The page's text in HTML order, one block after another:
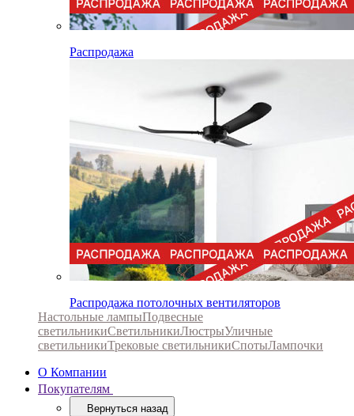
Распродажа
Распродажа потолочных вентиляторов
Настольные лампыПодвесные
светильникиСветильникиЛюстрыУличные
светильникиТрековые светильникиСпотыЛампочки
О Компании
Покупателям
Вернуться назад